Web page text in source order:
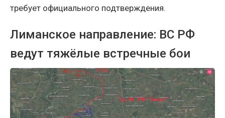
требует официального подтверждения.
Лиманское направление: ВС РФ
ведут тяжёлые встречные бои